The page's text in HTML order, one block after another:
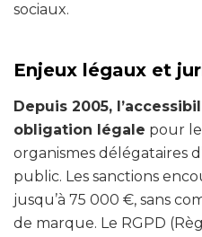
sociaux.
Enjeux légaux et
Depuis 2005,
obligation légale pour
organismes délégataires
public. Les sanctions
jusqu’à 75 000 €, sans
de marque. Le RGPD